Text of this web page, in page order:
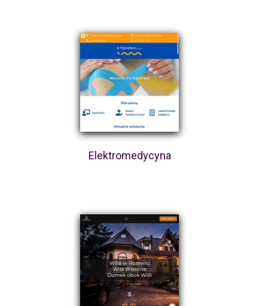
Elektromedycyna